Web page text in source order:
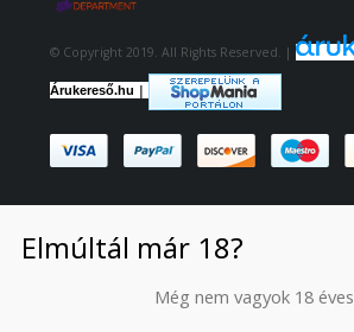
© Copyright 2019. All Rights Reserved. |
Árukereső.hu |
Elmúltál már 18?
Még nem vagyok 18 éves